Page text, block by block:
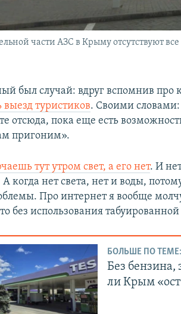
части АЗС в Крыму отсутствуют
был случай: вдруг вспомнив
выезд туристиков. Своими
отсюда, пока еще есть
пригоним».
тут утром свет, а его нет. И
когда нет света, нет и воды,
Про интернет я вообще
без использования
БОЛЬШЕ ПО ТЕМЕ:
Без бензина,
ли Крым